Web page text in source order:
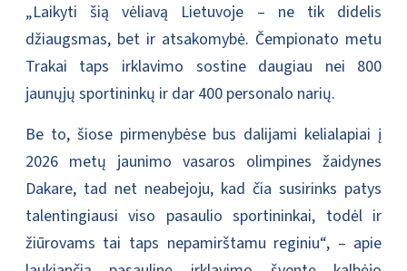
„Laikyti šią vėliavą Lietuvoje – ne tik didelis
džiaugsmas, bet ir atsakomybė. Čempionato metu
Trakai taps irklavimo sostine daugiau nei 800
jaunųjų sportininkų ir dar 400 personalo narių.
Be to, šiose pirmenybėse bus dalijami kelialapiai į
2026 metų jaunimo vasaros olimpines žaidynes
Dakare, tad net neabejoju, kad čia susirinks patys
talentingiausi viso pasaulio sportininkai, todėl ir
žiūrovams tai taps nepamirštamu reginiu“, – apie